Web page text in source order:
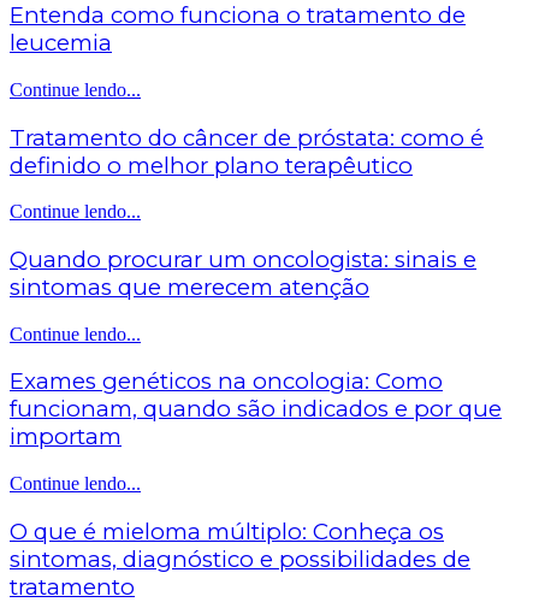
Entenda como funciona o tratamento de
leucemia
Continue lendo...
Tratamento do câncer de próstata: como é
definido o melhor plano terapêutico
Continue lendo...
Quando procurar um oncologista: sinais e
sintomas que merecem atenção
Continue lendo...
Exames genéticos na oncologia: Como
funcionam, quando são indicados e por que
importam
Continue lendo...
O que é mieloma múltiplo: Conheça os
sintomas, diagnóstico e possibilidades de
tratamento